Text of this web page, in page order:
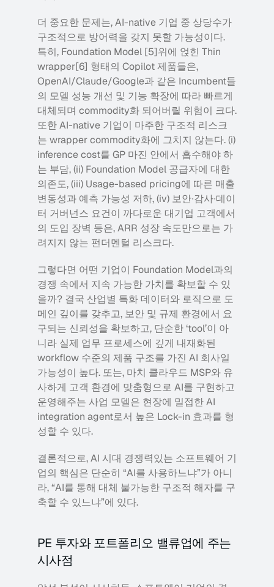
더 중요한 문제는, AI-native 기업 중 상당수가
구조적으로 방어력을 갖지 못할 가능성이다.
특히, Foundation Model [5]위에 얹힌 Thin
wrapper[6] 형태의 Copilot 제품들은,
OpenAI/Claude/Google과 같은 Incumbent들
의 모델 성능 개선 및 기능 확장에 따라 빠르게
대체되며 commodity화 되어버릴 위험이 크다.
또한 AI-native 기업이 마주한 구조적 리스크
는 wrapper commodity화에 그치지 않는다. (i)
inference cost를 GP 마진 안에서 흡수해야 하
는 부담, (ii) Foundation Model 공급자에 대한
의존도, (iii) Usage-based pricing에 따른 매출
변동성과 예측 가능성 저하, (iv) 보안∙감사∙데이
터 거버넌스 요건이 까다로운 대기업 고객에서
의 도입 장벽 등은, ARR 성장 속도만으로는 가
려지지 않는 펀더멘털 리스크다.
그렇다면 어떤 기업이 Foundation Model과의
경쟁 속에서 지속 가능한 가치를 확보할 수 있
을까? 결국 산업별 특화 데이터와 로직으로 도
메인 깊이를 갖추고, 보안 및 규제 환경에서 요
구되는 신뢰성을 확보하고, 단순한 ‘tool’이 아
니라 실제 업무 프로세스에 깊게 내재화된
workflow 수준의 제품 구조를 가진 AI 회사일
가능성이 높다. 또는, 마치 클라우드 MSP와 유
사하게 고객 환경에 맞춤형으로 AI를 구현하고
운영해주는 사업 모델은 현장에 밀접한 AI
integration agent로서 높은 Lock-in 효과를 형
성할 수 있다.
결론적으로, AI 시대 경쟁력있는 소프트웨어 기
업의 핵심은 단순히 “AI를 사용하느냐”가 아니
라, “AI를 통해 대체 불가능한 구조적 해자를 구
축할 수 있느냐”에 있다.
PE 투자와 포트폴리오 밸류업에 주는
시사점